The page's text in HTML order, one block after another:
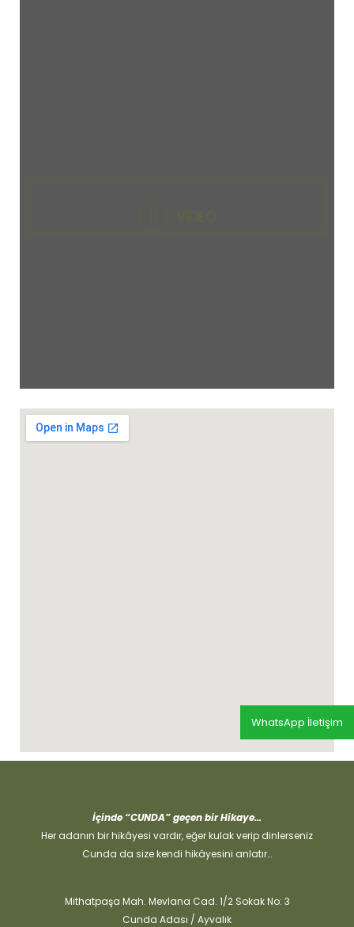
VIDEO
İçinde “CUNDA” geçen bir Hikaye…
Her adanın bir hikâyesi vardır, eğer kulak verip dinlerseniz
Cunda da size kendi hikâyesini anlatır…
Mithatpaşa Mah. Mevlana Cad. 1/2 Sokak No: 3
Cunda Adası / Ayvalık
WhatsApp İletişim